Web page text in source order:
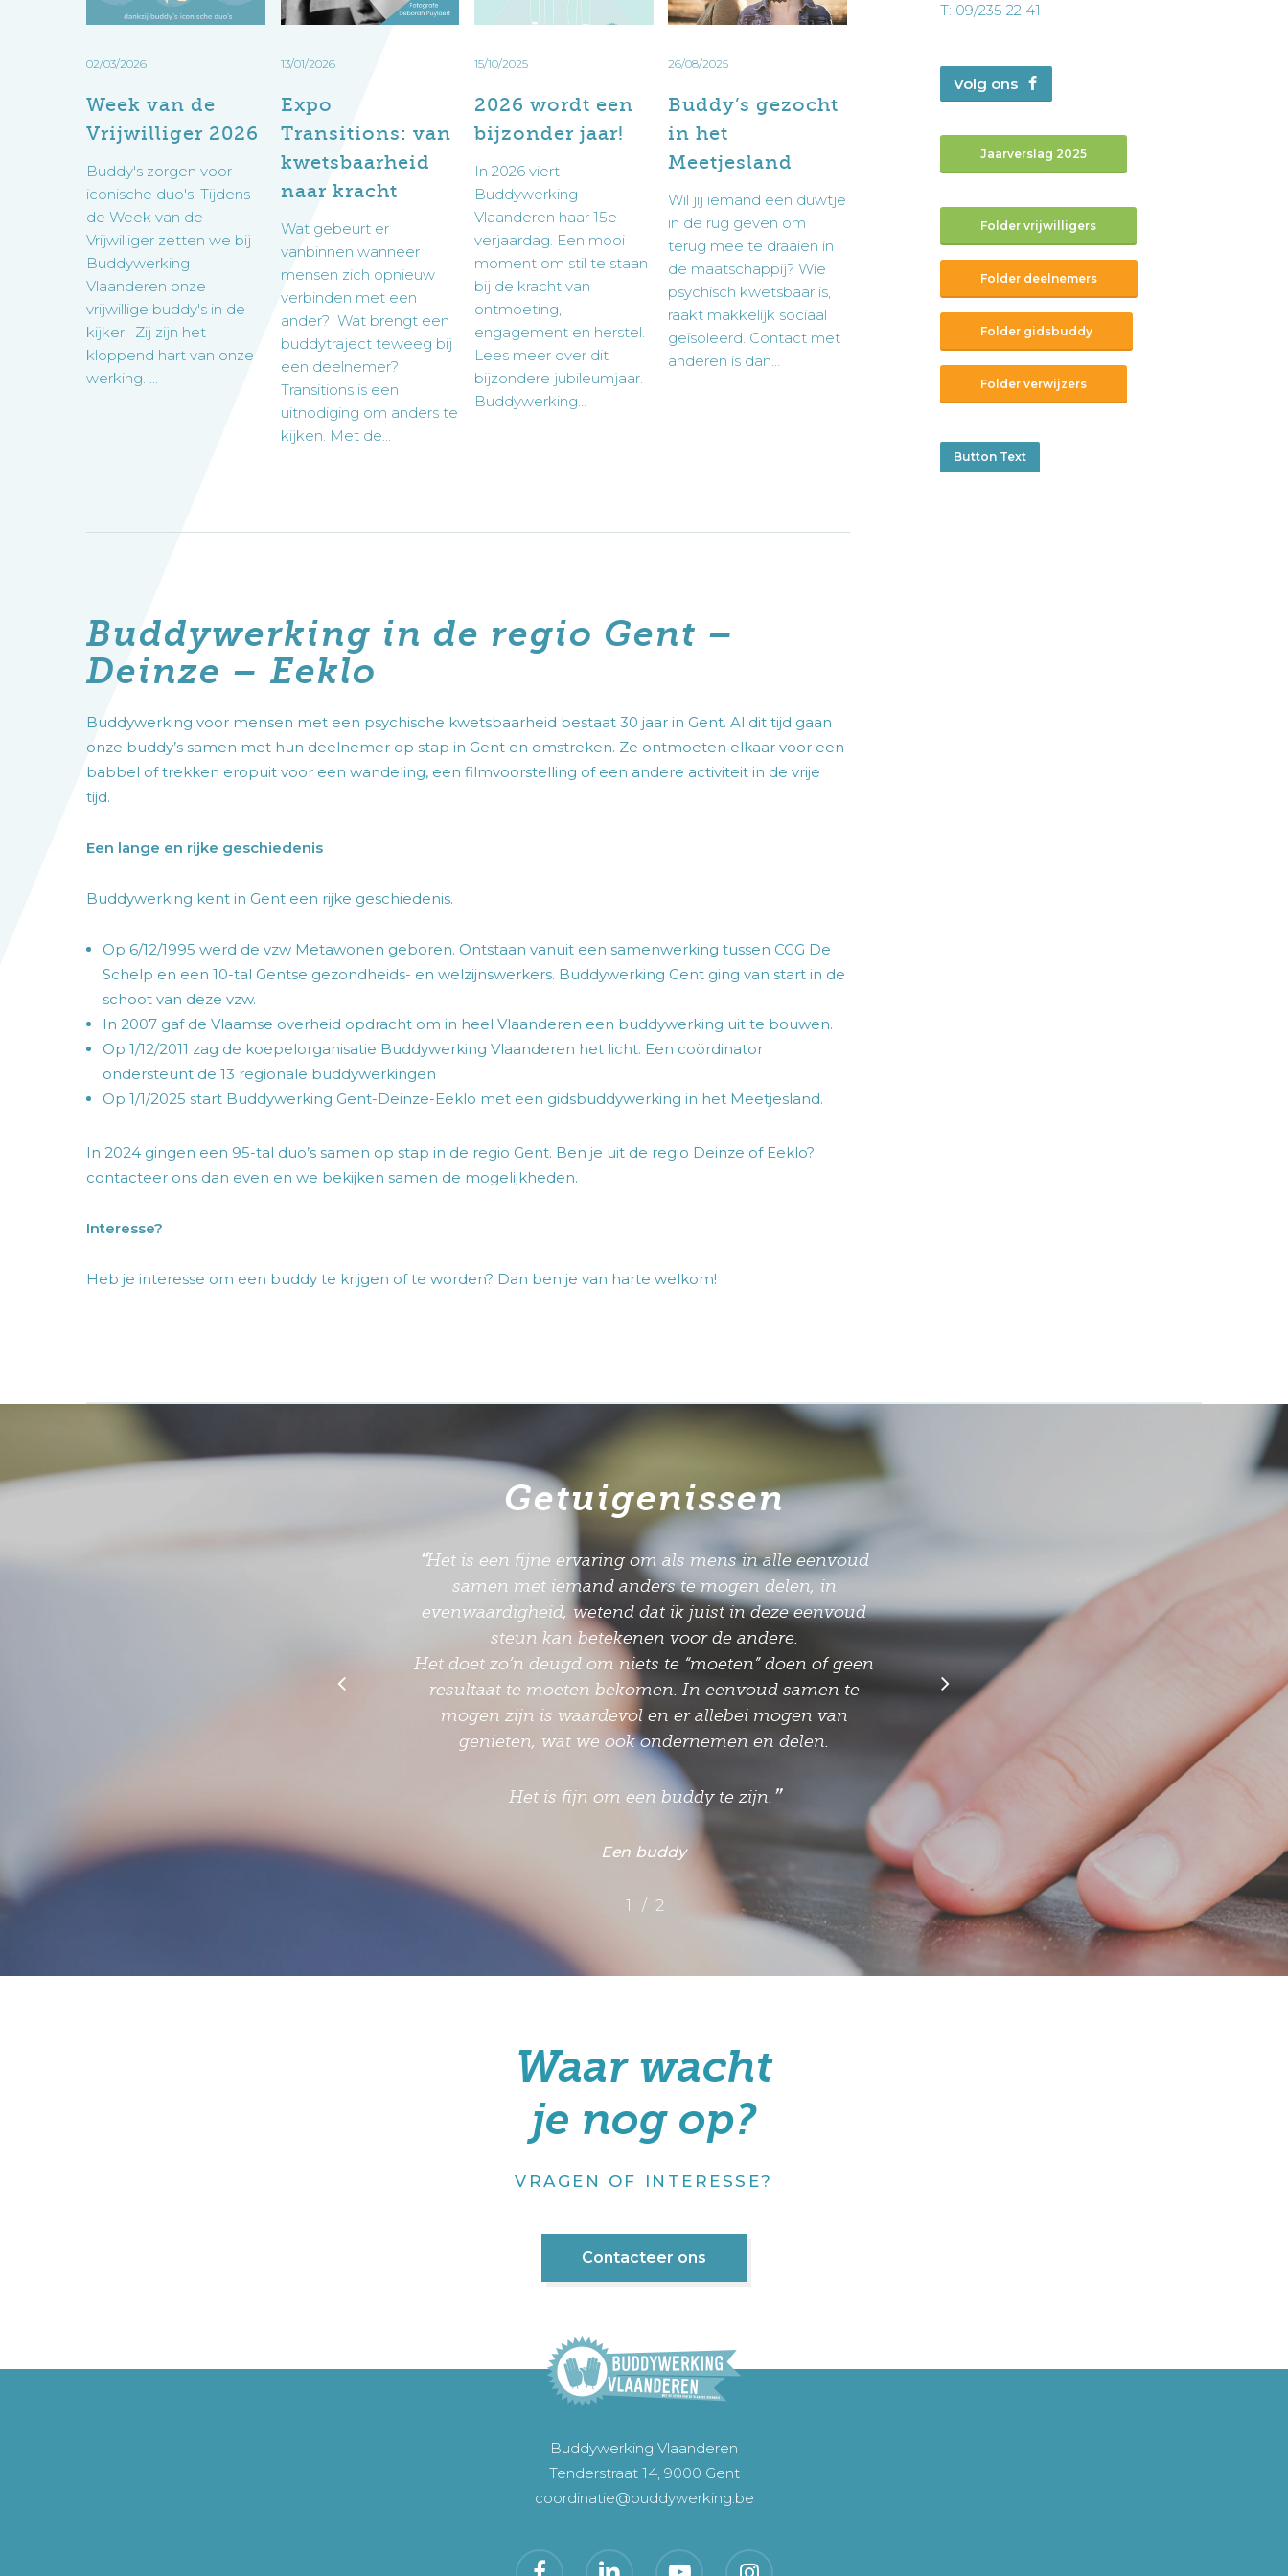
op met de buddywerking of vul het aanmeldformulier in:
Ik wil buddy worden in Gent
Regio Meetjesland
Woon jij in de regio Meetjesland? Vul dan dit aanmeldformulier in:
Ik wil buddy worden in Eeklo
Onze vacatures in Eeklo
Privacy
We gebruiken googleformulieren om uw gegevens te verzamelen. Door dit formulier in te dienen,
erkent u dat de door u verstrekte gegevens worden overgedragen aan Buddywerking Vlaanderen voor
best vul je direct het aanmeldingsformulier in:
Aanmeldingsformulier deelnemer
Voor verwijzers
Lees eerst de extra informatie onder de knop. Wil je een cliënt aanmelden dan vul je best het
aanmeldingsformulier in. Wil je liever eerst even overleggen, bel of mail ons dan.
Info voor verwijzers
Privacy
We gebruiken googleformulieren om uw gegevens te verzamelen. Door dit formulier in te dienen,
erkent u dat de door u verstrekte gegevens worden overgedragen aan Buddywerking Vlaanderen voor
verwerking in functie van de geboden dienstverlening en dit in overeenstemming met ons
privacybeleid
02/03/2026
Week van de
Vrijwilliger 2026
Buddy's zorgen voor
iconische duo's. Tijdens
de Week van de
Vrijwilliger zetten we bij
Buddywerking
Vlaanderen onze
vrijwillige buddy's in de
kijker. Zij zijn het
kloppend hart van onze
werking. …
naar
13/01/2026
Expo
Transitions: van
kwetsbaarheid
naar kracht
Wat gebeurt er
vanbinnen wanneer
mensen zich opnieuw
verbinden met een
ander? Wat brengt een
buddytraject teweeg bij
een deelnemer?
Transitions is een
uitnodiging om anders te
kijken. Met de…
15/10/2025
2026 wordt een
bijzonder jaar!
In 2026 viert
Buddywerking
Vlaanderen haar 15e
verjaardag. Een mooi
moment om stil te staan
bij de kracht van
ontmoeting,
engagement en herstel.
Lees meer over dit
bijzondere jubileumjaar.
Buddywerking…
Meetjesland
26/08/2025
Buddy’s gezocht
in het
Meetjesland
Wil jij iemand een duwtje
in de rug geven om
terug mee te draaien in
de maatschappij? Wie
psychisch kwetsbaar is,
raakt makkelijk sociaal
geïsoleerd. Contact met
anderen is dan…
Buddywerking in de regio Gent –
Deinze – Eeklo
Buddywerking voor mensen met een psychische kwetsbaarheid bestaat 30 jaar in Gent. Al dit tijd gaan
onze buddy’s samen met hun deelnemer op stap in Gent en omstreken. Ze ontmoeten elkaar voor een
babbel of trekken eropuit voor een wandeling, een filmvoorstelling of een andere activiteit in de vrije
tijd.
Een lange en rijke geschiedenis
Buddywerking kent in Gent een rijke geschiedenis.
Op 6/12/1995 werd de vzw Metawonen geboren. Ontstaan vanuit een samenwerking tussen CGG De
Schelp en een 10-tal Gentse gezondheids- en welzijnswerkers. Buddywerking Gent ging van start in de
schoot van deze vzw.
In 2007 gaf de Vlaamse overheid opdracht om in heel Vlaanderen een buddywerking uit te bouwen.
Op 1/12/2011 zag de koepelorganisatie Buddywerking Vlaanderen het licht. Een coördinator
ondersteunt de 13 regionale buddywerkingen
Op 1/1/2025 start Buddywerking Gent-Deinze-Eeklo met een gidsbuddywerking in het Meetjesland.
In 2024 gingen een 95-tal duo’s samen op stap in de regio Gent. Ben je uit de regio Deinze of Eeklo?
contacteer ons dan even en we bekijken samen de mogelijkheden.
Interesse?
Heb je interesse om een buddy te krijgen of te worden? Dan ben je van harte welkom!
T: 09/235 22 41
Volg ons
Jaarverslag 2025
Folder vrijwilligers
Folder deelnemers
Folder gidsbuddy
Folder verwijzers
Button Text
Getuigenissen
Mijn buddy is een houvast in mijn leven geworden: op
regelmatige tijdstippen is er iemand die tijd en aandacht
voor mij vrij maakt- geheel vrijwillig. Zij is mijn trouwe
supporter: ze moedigt mij aan maar ondersteunt mij
ook als het minder goed gaat. ”
Een deelnemer
2 / 2
Waar wacht
je nog op?
VRAGEN OF INTERESSE?
Contacteer ons
Buddywerking Vlaanderen
Tenderstraat 14, 9000 Gent
coordinatie@buddywerking.be